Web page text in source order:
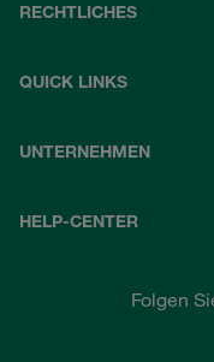
RECHTLICHES
QUICK LINKS
UNTERNEHMEN
HELP-CENTER
Folgen